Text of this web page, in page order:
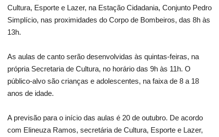
Cultura, Esporte e Lazer, na Estação Cidadania, Conjunto Pedro
Simplício, nas proximidades do Corpo de Bombeiros, das 8h às
13h.
As aulas de canto serão desenvolvidas às quintas-feiras, na
própria Secretaria de Cultura, no horário das 9h às 11h. O
público-alvo são crianças e adolescentes, na faixa de 8 a 18
anos de idade.
A previsão para o início das aulas é 20 de outubro. De acordo
com Elineuza Ramos, secretária de Cultura, Esporte e Lazer,